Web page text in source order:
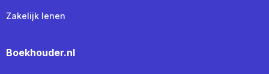
Zakelijk lenen
Boekhouder.nl